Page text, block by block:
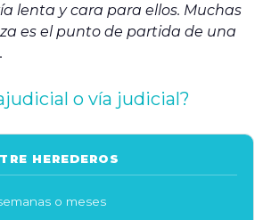
lenta y cara para ellos. Muchas
es el punto de partida de una
o vía judicial?
HEREDEROS
o meses